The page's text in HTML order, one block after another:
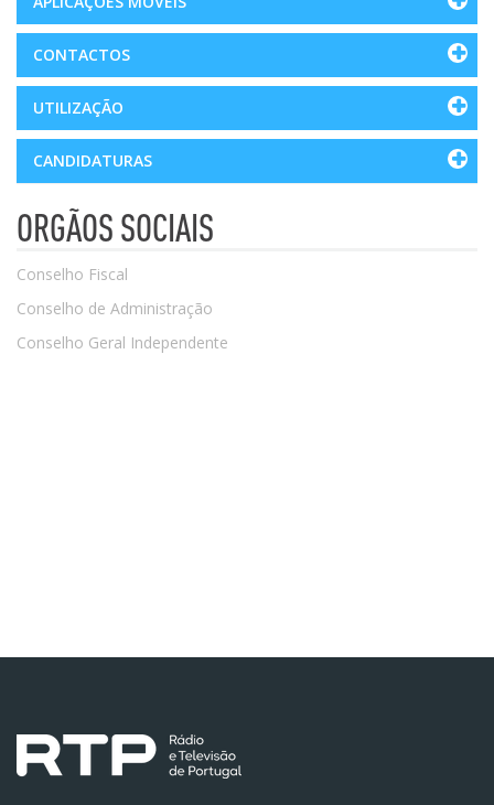
CONTACTOS
UTILIZAÇÃO
CANDIDATURAS
ORGÃOS SOCIAIS
Conselho Fiscal
Conselho de Administração
Conselho Geral Independente